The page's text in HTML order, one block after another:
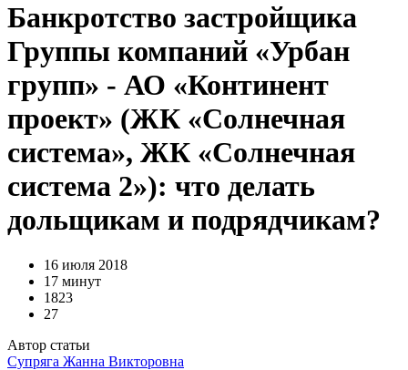
Банкротство застройщика
Группы компаний «Урбан
групп» - АО «Континент
проект» (ЖК «Солнечная
система», ЖК «Солнечная
система 2»): что делать
дольщикам и подрядчикам?
16 июля 2018
17 минут
1823
27
Автор статьи
Супряга Жанна Викторовна